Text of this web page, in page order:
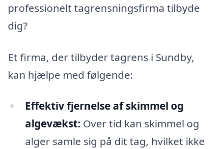
professionelt tagrensningsfirma tilbyde
dig?
Et firma, der tilbyder tagrens i Sundby,
kan hjælpe med følgende:
Effektiv fjernelse af skimmel og
algevækst: Over tid kan skimmel og
alger samle sig på dit tag, hvilket ikke